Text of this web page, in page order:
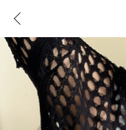
로그인
콘텐츠 리뷰 & 혜택